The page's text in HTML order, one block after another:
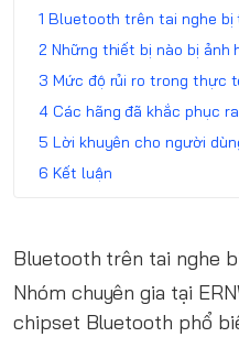
Bluetooth trên tai nghe bị
Những thiết bị nào bị ảnh
Mức độ rủi ro trong thực
Các hãng đã khắc phục
Lời khuyên cho người
Kết luận
Bluetooth trên tai nghe
Nhóm chuyên gia tại
chipset Bluetooth phổ